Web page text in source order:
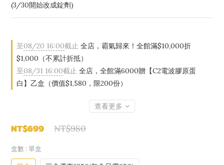
(3/30開始改成錠劑)
至08/20 16:00截止 全店，霸氣歸來！全館滿$10,000折
$1,000（不累計折抵）
至08/31 16:00截止 全店，全館滿6000贈【C2電波膠原蛋
白】乙盒（價值$1,580，限200份）
查看更多
NT$980
NT$699
盒數 : 單盒